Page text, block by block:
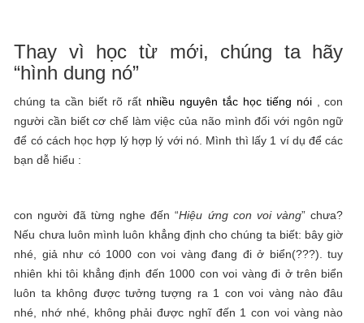
Thay vì học từ mới, chúng ta hãy
“hình dung nó”
chúng ta cần biết rõ rất nhiều nguyên tắc học tiếng nói, con
người cần biết cơ chế làm việc của não mình đối với ngôn ngữ
để có cách học hợp lý hợp lý với nó. Mình thì lấy 1 ví dụ để các
bạn dễ hiểu :
con người đã từng nghe đến “Hiệu ứng con voi vàng” chưa?
Nếu chưa luôn mình luôn khẳng định cho chúng ta biết: bây giờ
nhé, giả như có 1000 con voi vàng đang đi ở biển(???). tuy
nhiên khi tôi khẳng định đến 1000 con voi vàng đi ở trên biển
luôn ta không được tưởng tượng ra 1 con voi vàng nào đâu
nhé, nhớ nhé, không phải được nghĩ đến 1 con voi vàng nào